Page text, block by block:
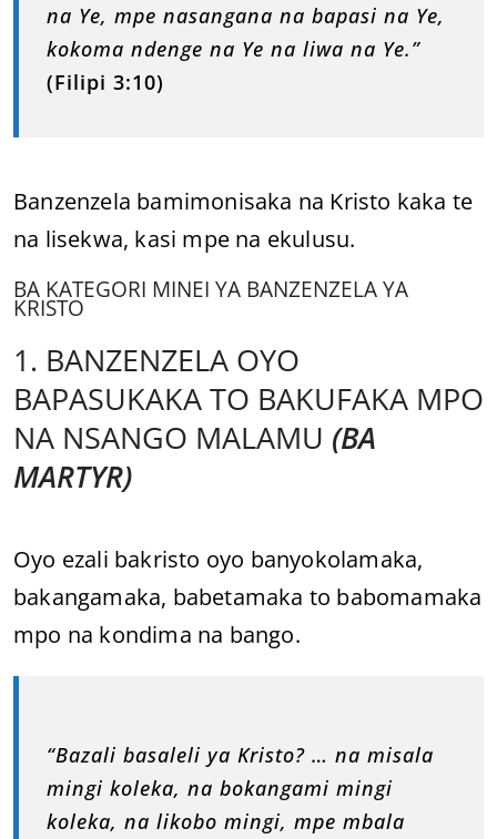
na Ye, mpe nasangana na bapasi na Ye,
kokoma ndenge na Ye na liwa na Ye.”
(Filipi 3:10)
Banzenzela bamimonisaka na Kristo kaka te
na lisekwa, kasi mpe na ekulusu.
BA KATEGORI MINEI YA BANZENZELA YA
KRISTO
1. BANZENZELA OYO
BAPASUKAKA TO BAKUFAKA MPO
NA NSANGO MALAMU (BA
MARTYR)
Oyo ezali bakristo oyo banyokolamaka,
bakangamaka, babetamaka to babomamaka
mpo na kondima na bango.
“Bazali basaleli ya Kristo? … na misala
mingi koleka, na bokangami mingi
koleka, na likobo mingi, mpe mbala